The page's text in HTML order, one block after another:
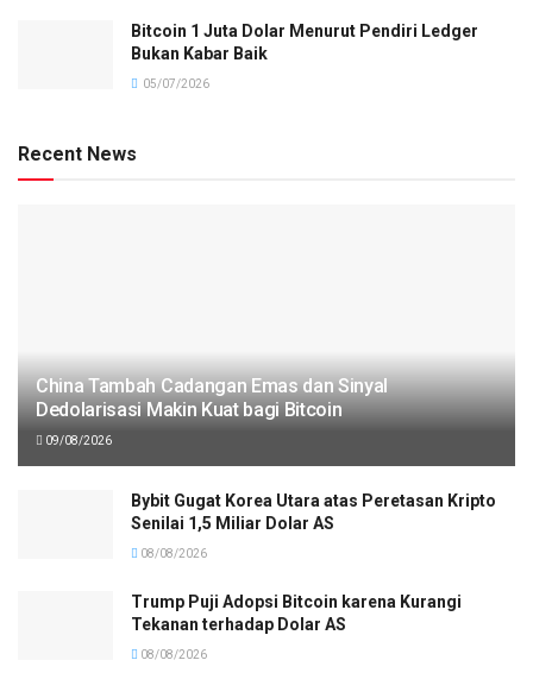
Bitcoin 1 Juta Dolar Menurut Pendiri Ledger
Bukan Kabar Baik
05/07/2026
Recent News
China Tambah Cadangan Emas dan Sinyal
Dedolarisasi Makin Kuat bagi Bitcoin
09/08/2026
Bybit Gugat Korea Utara atas Peretasan Kripto
Senilai 1,5 Miliar Dolar AS
08/08/2026
Trump Puji Adopsi Bitcoin karena Kurangi
Tekanan terhadap Dolar AS
08/08/2026